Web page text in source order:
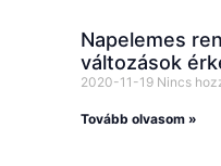
Napelemes
változások
2020-11-19 Nincs
Tovább olvasom »